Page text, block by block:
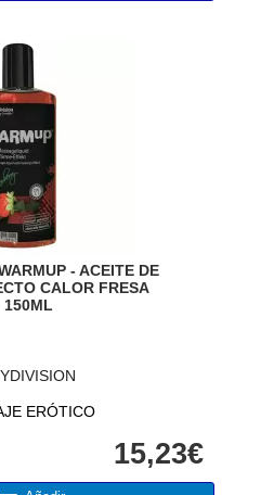
- ACEITE DE
CALOR FRESA
150ML
ERÓTICO
15,23€